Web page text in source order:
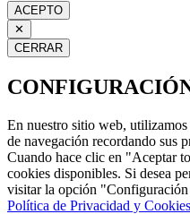
ACEPTO
✕
CERRAR
En nuestro sitio web,
de navegación recordando sus
Cuando hace clic en "Aceptar
cookies disponibles. Si desea
visitar la opción "Configuración
Política de Privacidad y Cookies